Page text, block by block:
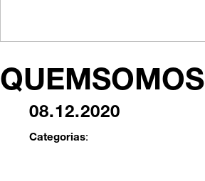
QUEMSOMOS
08.12.2020
Categorias: